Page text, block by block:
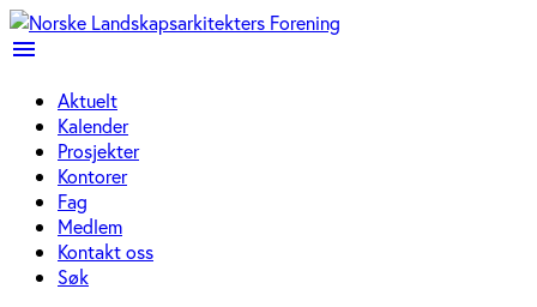
menu
Aktuelt
Kalender
Prosjekter
Kontorer
Fag
Medlem
Kontakt oss
Søk